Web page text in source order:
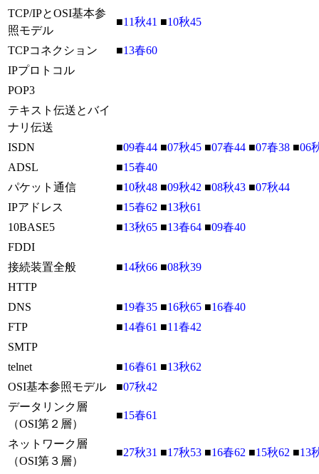
TCP/IPとOSI基本参
照モデル
■11秋41 ■10秋45
TCPコネクション ■13春60
IPプロトコル
POP3
テキスト伝送とバイ
ナリ伝送
ISDN
■09春44 ■07秋45 ■07春44 ■07春38 ■06
ADSL
■15春40
パケット通信
■10秋48 ■09秋42 ■08秋43 ■07秋44
IPアドレス
■15春62 ■13秋61
10BASE5
■13秋65 ■13春64 ■09春40
FDDI
接続装置全般
■14秋66 ■08秋39
HTTP
DNS
■19春35 ■16秋65 ■16春40
FTP
■14春61 ■11春42
SMTP
telnet
■16春61 ■13秋62
OSI基本参照モデル
■07秋42
データリンク層
（OSI第２層）
■15春61
ネットワーク層
（OSI第３層）
■27秋31 ■17秋53 ■16春62 ■15秋62 ■13